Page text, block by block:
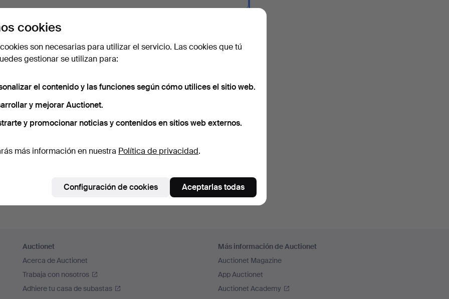
la contraseña?
Auctionet
Acerca de Auctionet
Trabaja con nosotros
Adhiere tu casa de subastas
Más información de Auctionet
Auctionet Magazine
App Auctionet
Auctionet Academy
cookies
son necesarias para utilizar el servicio. Las cookies que tú
gestionar se utilizan para:
el contenido y las funciones según cómo utilices el sitio web.
y mejorar Auctionet.
y promocionar noticias y contenidos en sitios web externos.
más información en nuestra Política de privacidad.
Configuración de cookies Aceptarlas todas